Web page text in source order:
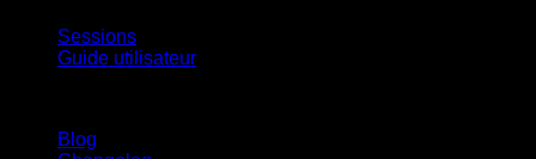
Sessions
Guide utilisateur
Blog